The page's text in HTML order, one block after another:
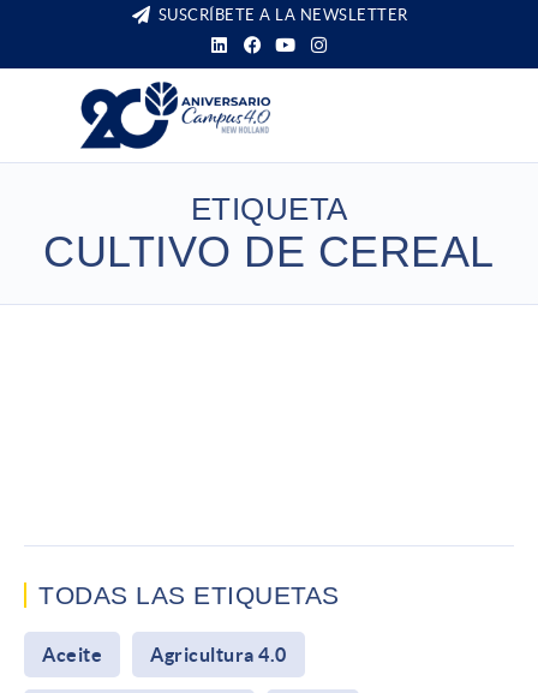
SUSCRÍBETE A LA NEWSLETTER
ETIQUETA
CULTIVO DE CEREAL
TODAS LAS ETIQUETAS
Aceite Agricultura 4.0